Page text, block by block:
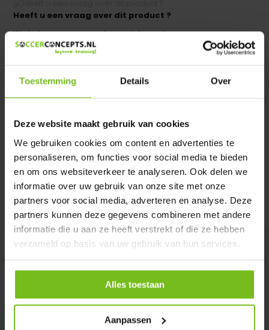
Toestemming Details Over
Deze website maakt gebruik van cookies
We gebruiken cookies om content en advertenties te
personaliseren, om functies voor social media te bieden
en om ons websiteverkeer te analyseren. Ook delen we
informatie over uw gebruik van onze site met onze
partners voor social media, adverteren en analyse. Deze
partners kunnen deze gegevens combineren met andere
informatie die u aan ze heeft verstrekt of die ze hebben
verzameld op basis van uw gebruik van hun services.
Alles toestaan
Aanpassen
Heeft u een vraag over dit product ?
We helpen u graag met meer informatie
Verstuur email
Specificaties
Reviews
Delen